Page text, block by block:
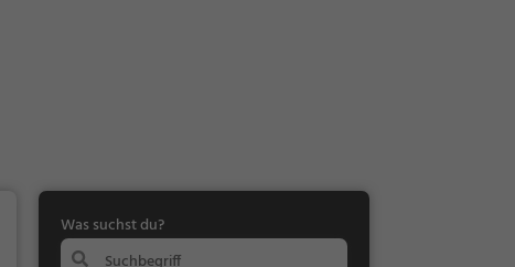
Was suchst du?